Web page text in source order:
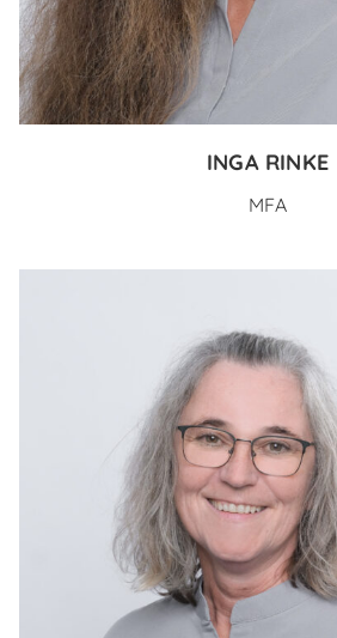
INGA RINKE
MFA